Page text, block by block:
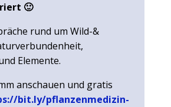
🙂
rund um Wild-&
Elemente.
anschauen und gratis
bit.ly/pflanzenmedizin-